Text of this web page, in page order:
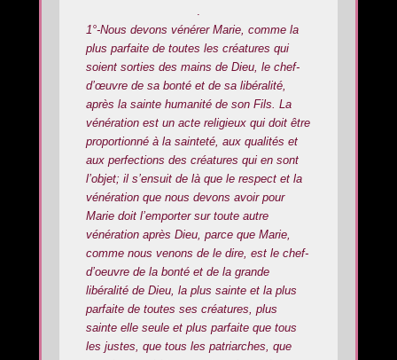
.
1°-Nous devons vénérer Marie, comme la
plus parfaite de toutes les créatures qui
soient sorties des mains de Dieu, le chef-
d’œuvre de sa bonté et de sa libéralité,
après la sainte humanité de son Fils. La
vénération est un acte religieux qui doit être
proportionné à la sainteté, aux qualités et
aux perfections des créatures qui en sont
l’objet; il s’ensuit de là que le respect et la
vénération que nous devons avoir pour
Marie doit l’emporter sur toute autre
vénération après Dieu, parce que Marie,
comme nous venons de le dire, est le chef-
d’oeuvre de la bonté et de la grande
libéralité de Dieu, la plus sainte et la plus
parfaite de toutes ses créatures, plus
sainte elle seule et plus parfaite que tous
les justes, que tous les patriarches, que